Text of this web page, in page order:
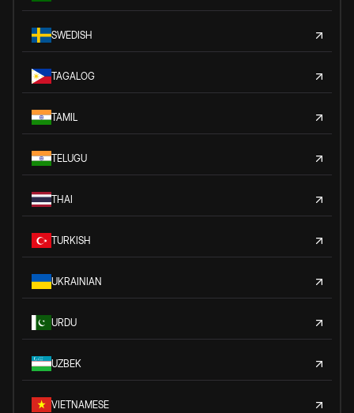
SWEDISH
TAGALOG
TAMIL
TELUGU
THAI
TURKISH
UKRAINIAN
URDU
UZBEK
VIETNAMESE